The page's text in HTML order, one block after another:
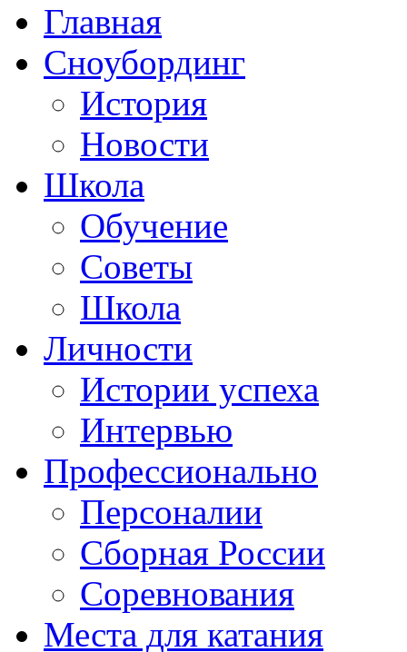
Главная
Сноубординг
История
Новости
Школа
Обучение
Советы
Школа
Личности
Истории успеха
Интервью
Профессионально
Персоналии
Сборная России
Соревнования
Места для катания